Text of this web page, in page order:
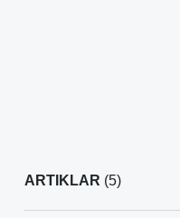
ARTIKLAR (5)